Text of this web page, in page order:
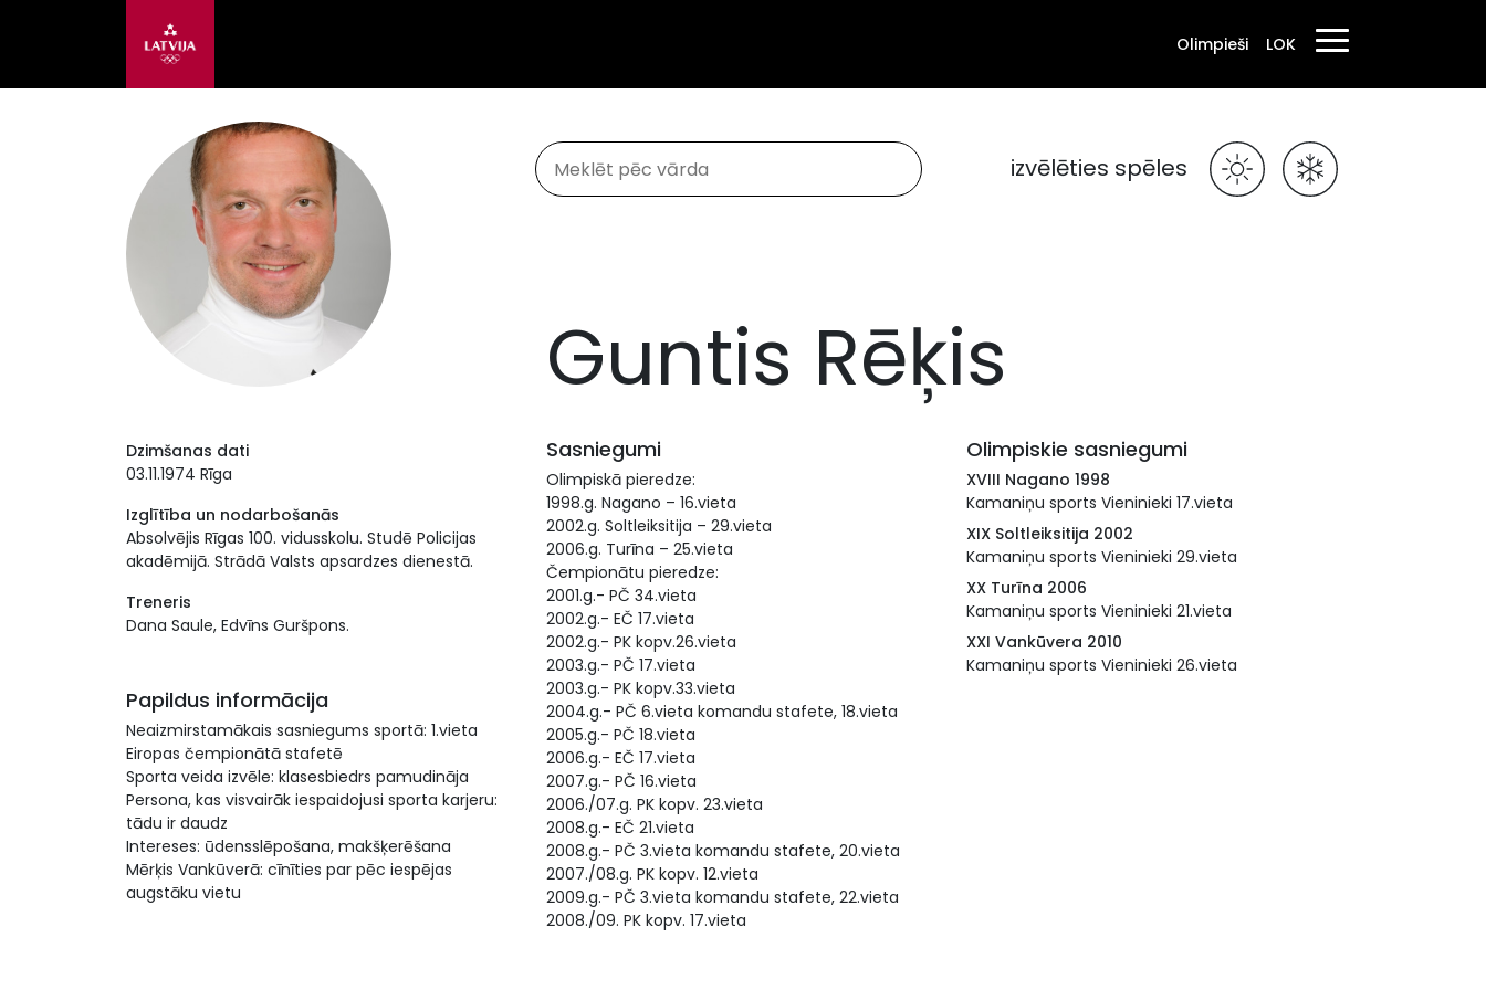
Olimpieši LOK
izvēlēties spēles
Guntis Rēķis
Dzimšanas dati
03.11.1974 Rīga
Izglītība un nodarbošanās
Absolvējis Rīgas 100. vidusskolu. Studē Policijas
akadēmijā. Strādā Valsts apsardzes dienestā.
Treneris
Dana Saule, Edvīns Guršpons.
Papildus informācija
Neaizmirstamākais sasniegums sportā: 1.vieta
Eiropas čempionātā stafetē
Sporta veida izvēle: klasesbiedrs pamudināja
Persona, kas visvairāk iespaidojusi sporta karjeru:
tādu ir daudz
Intereses: ūdensslēpošana, makšķerēšana
Mērķis Vankūverā: cīnīties par pēc iespējas
augstāku vietu
Sasniegumi
Olimpiskā pieredze:
1998.g. Nagano – 16.vieta
2002.g. Soltleiksitija – 29.vieta
2006.g. Turīna – 25.vieta
Čempionātu pieredze:
2001.g.- PČ 34.vieta
2002.g.- EČ 17.vieta
2002.g.- PK kopv.26.vieta
2003.g.- PČ 17.vieta
2003.g.- PK kopv.33.vieta
2004.g.- PČ 6.vieta komandu stafete, 18.vieta
2005.g.- PČ 18.vieta
2006.g.- EČ 17.vieta
2007.g.- PČ 16.vieta
2006./07.g. PK kopv. 23.vieta
2008.g.- EČ 21.vieta
2008.g.- PČ 3.vieta komandu stafete, 20.vieta
2007./08.g. PK kopv. 12.vieta
2009.g.- PČ 3.vieta komandu stafete, 22.vieta
2008./09. PK kopv. 17.vieta
Olimpiskie sasniegumi
XVIII Nagano 1998
Kamaniņu sports Vieninieki 17.vieta
XIX Soltleiksitija 2002
Kamaniņu sports Vieninieki 29.vieta
XX Turīna 2006
Kamaniņu sports Vieninieki 21.vieta
XXI Vankūvera 2010
Kamaniņu sports Vieninieki 26.vieta